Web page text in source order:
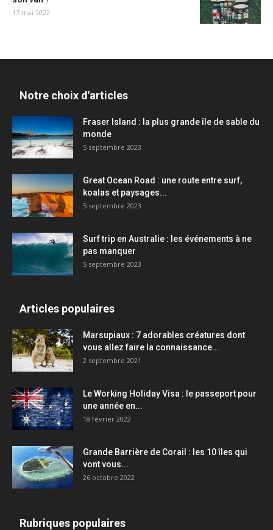
17 mai 2022
Notre choix d'articles
Fraser Island : la plus grande île de sable du
monde
5 septembre 2023
Great Ocean Road : une route entre surf,
koalas et paysages...
5 septembre 2023
Surf trip en Australie : les événements à ne
pas manquer
5 septembre 2023
Articles populaires
Marsupiaux : 7 adorables créatures dont
vous allez faire la connaissance...
2 septembre 2021
Le Working Holiday Visa : le passeport pour
une année en...
18 février 2022
Grande Barrière de Corail : les 10 îles qui
vont vous...
26 octobre 2022
Rubriques populaires